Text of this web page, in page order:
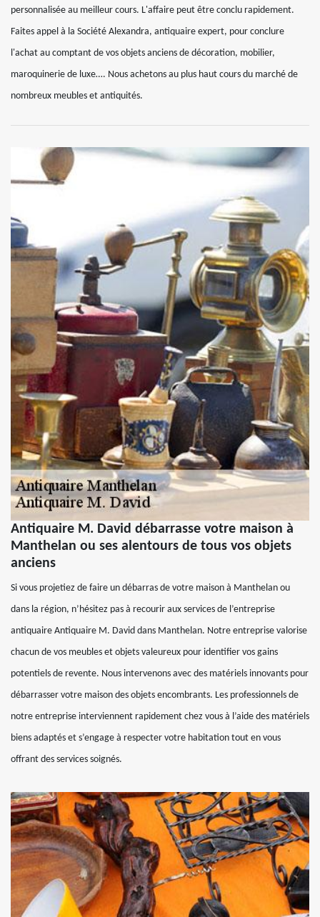
personnalisée au meilleur cours. L'affaire peut être conclu rapidement.
Faites appel à la Société Alexandra, antiquaire expert, pour conclure
l'achat au comptant de vos objets anciens de décoration, mobilier,
maroquinerie de luxe…. Nous achetons au plus haut cours du marché de
nombreux meubles et antiquités.
Antiquaire M. David débarrasse votre maison à
Manthelan ou ses alentours de tous vos objets
anciens
Si vous projetiez de faire un débarras de votre maison à Manthelan ou
dans la région, n’hésitez pas à recourir aux services de l’entreprise
antiquaire Antiquaire M. David dans Manthelan. Notre entreprise valorise
chacun de vos meubles et objets valeureux pour identifier vos gains
potentiels de revente. Nous intervenons avec des matériels innovants pour
débarrasser votre maison des objets encombrants. Les professionnels de
notre entreprise interviennent rapidement chez vous à l’aide des matériels
biens adaptés et s’engage à respecter votre habitation tout en vous
offrant des services soignés.